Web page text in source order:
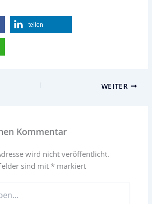
teilen
WEITER
Kommentar
wird nicht veröffentlicht.
sind mit * markiert